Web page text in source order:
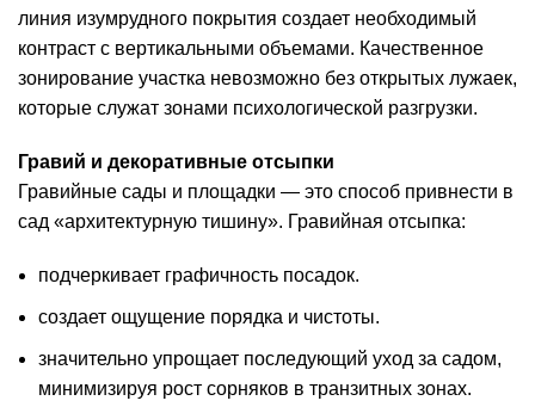
линия изумрудного покрытия создает необходимый
контраст с вертикальными объемами. Качественное
зонирование участка невозможно без открытых лужаек,
которые служат зонами психологической разгрузки.
Гравий и декоративные отсыпки
Гравийные сады и площадки — это способ привнести в
сад «архитектурную тишину». Гравийная отсыпка:
подчеркивает графичность посадок.
создает ощущение порядка и чистоты.
значительно упрощает последующий уход за садом,
минимизируя рост сорняков в транзитных зонах.